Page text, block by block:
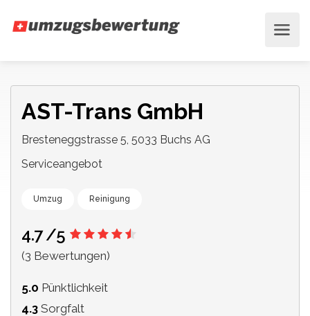
AST-Trans GmbH
Bresteneggstrasse 5, 5033 Buchs AG
Serviceangebot
Umzug Reinigung
4.7/5
(3 Bewertungen)
5.0 Pünktlichkeit
4.3 Sorgfalt